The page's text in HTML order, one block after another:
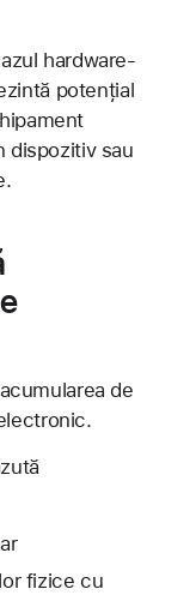
hardware-
potențial
dispozitiv sau
de
fizice cu